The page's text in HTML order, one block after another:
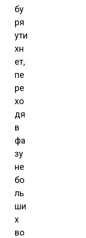
бу
ря
ути
хн
ет,
пе
ре
хо
дя
в
фа
зу
не
бо
ль
ши
х
во